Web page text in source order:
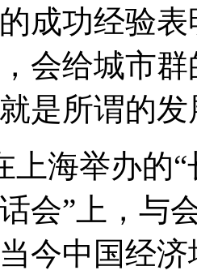
成功经验
会给城市
是所谓的
上海举办的
会”上，与
今中国经